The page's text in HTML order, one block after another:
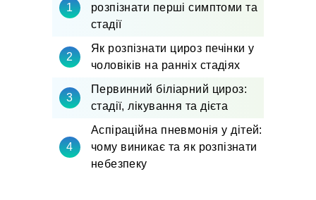
розпізнати перші симптоми та
стадії
Як розпізнати цироз печінки у
чоловіків на ранніх стадіях
Первинний біліарний цироз:
стадії, лікування та дієта
Аспіраційна пневмонія у дітей:
чому виникає та як розпізнати
небезпеку